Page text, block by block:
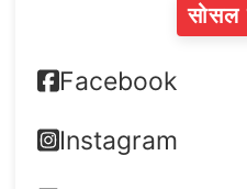
सोसल
Facebook
Instagram